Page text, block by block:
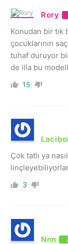
Rory
Konudan bir tık
çocuklarının
tuhaf duruyor
de illa bu
15
Çok tatlı ya
3
Nnn